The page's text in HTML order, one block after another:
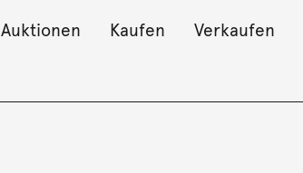
Auktionen Kaufen Verkaufen